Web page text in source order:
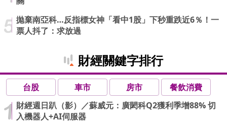
拋棄南亞科…反指標女神「看中1股」下秒重跌近6％！一
票人抖了：求放過
財經關鍵字排行
台股 車市 房市
餐飲消費
財經週日趴（影）／蘇威元：廣閎科Q2獲利季增88% 切
入機器人+AI伺服器